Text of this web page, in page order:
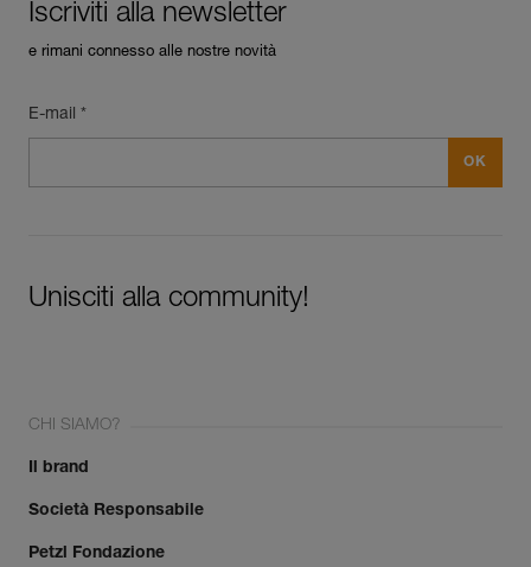
Iscriviti alla newsletter
e rimani connesso alle nostre novità
E-mail *
Unisciti alla community!
CHI SIAMO?
Il brand
Società Responsabile
Petzl Fondazione